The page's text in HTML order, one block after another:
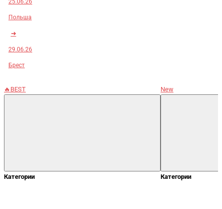
25.06.26
Польша
➜
29.06.26
Брест
🔥BEST
Категории
New
Категории